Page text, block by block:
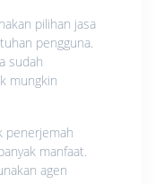
pilihan jasa
pengguna.
sudah
mungkin
penerjemah
manfaat.
agen